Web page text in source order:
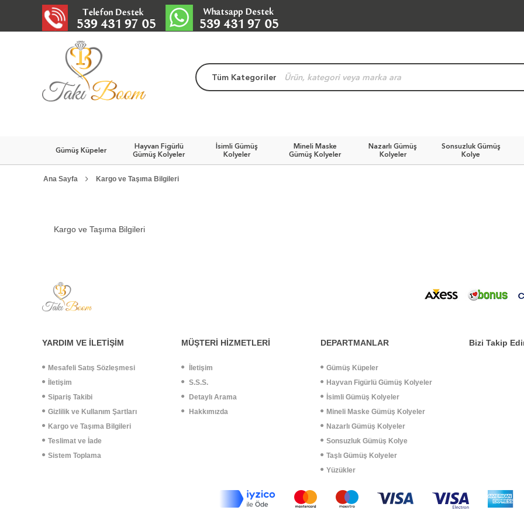
Tüm Kategoriler
Gümüş Küpeler
Hayvan Figürlü
Gümüş Kolyeler
İsimli Gümüş
Kolyeler
Mineli Maske
Gümüş Kolyeler
Nazarlı Gümüş
Kolyeler
Sonsuzluk Gümüş
Kolye
Ana Sayfa Kargo ve Taşıma Bilgileri
Kargo ve Taşıma Bilgileri
YARDIM VE İLETİŞİM
Mesafeli Satış Sözleşmesi
İletişim
Sipariş Takibi
Gizlilik ve Kullanım Şartları
Kargo ve Taşıma Bilgileri
Teslimat ve İade
Sistem Toplama
MÜŞTERİ HİZMETLERİ
İletişim
S.S.S.
Detaylı Arama
Hakkımızda
DEPARTMANLAR
Gümüş Küpeler
Hayvan Figürlü Gümüş Kolyeler
İsimli Gümüş Kolyeler
Mineli Maske Gümüş Kolyeler
Nazarlı Gümüş Kolyeler
Sonsuzluk Gümüş Kolye
Taşlı Gümüş Kolyeler
Yüzükler
Bizi Takip